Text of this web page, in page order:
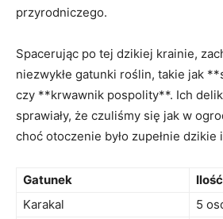
przyrodniczego.
Spacerując po tej dzikiej krainie,
niezwykłe gatunki roślin, takie jak
czy **krwawnik pospolity**. Ich
sprawiały, że czuliśmy się jak w
choć otoczenie było zupełnie dzikie
Gatunek
Ilość
Karakal
5